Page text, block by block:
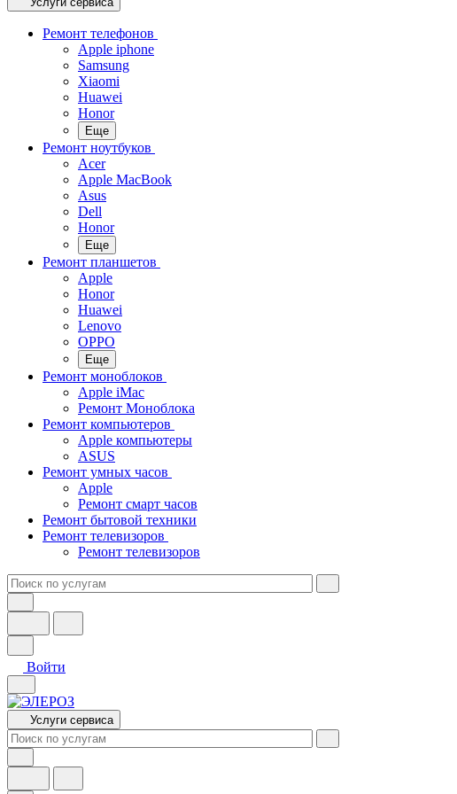
Ремонт телефонов
Apple iphone
Samsung
Xiaomi
Huawei
Honor
Еще
Ремонт ноутбуков
Acer
Apple MacBook
Asus
Dell
Honor
Еще
Ремонт планшетов
Apple
Honor
Huawei
Lenovo
OPPO
Еще
Ремонт моноблоков
Apple iMac
Ремонт Моноблока
Ремонт компьютеров
Apple компьютеры
ASUS
Ремонт умных часов
Apple
Ремонт смарт часов
Ремонт бытовой техники
Ремонт телевизоров
Ремонт телевизоров
Войти
Услуги сервиса